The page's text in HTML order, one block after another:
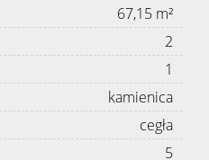
67,15 m²
2
1
kamienica
cegła
5